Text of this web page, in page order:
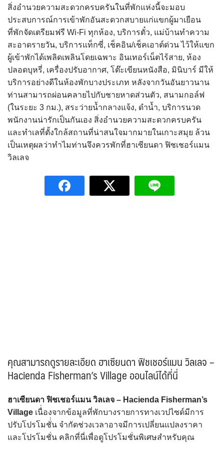
สิ่งอำนวยความสะดวกครบครันในที่พักแห่งนี้จะมอบ
ประสบการณ์การเข้าพักอันสะดวกสบายแก่แขกผู้มาเยือน
ที่พักจัดเตรียมฟรี Wi-Fi ทุกห้อง, บริการตั๋ว, แม่บ้านทำความ
สะอาดรายวัน, บริการแท็กซี่, เช็คอิน/เช็คเอาต์ด่วน ไว้ให้แขก
ผู้เข้าพักได้เพลิดเพลินโดยเฉพาะ อินเทอร์เน็ตไร้สาย, ห้อง
ปลอดบุหรี่, เครื่องปรับอากาศ, โต๊ะเขียนหนังสือ, มินิบาร์ มีให้
บริการอย่างดีในห้องพักบางประเภท หลังจากวันอันยาวนาน
ท่านสามารถผ่อนคลายไปกับชายหาดส่วนตัว, สนามกอล์ฟ
(ในระยะ 3 กม.), สระว่ายน้ำกลางแจ้ง, ดำน้ำ, บริการนวด
พนักงานน่ารักเป็นกันเอง สิ่งอำนวยความสะดวกครบครัน
และทำเลที่ตั้งใกล้สถานที่น่าสนใจมากมายในเกาะสมุย ล้วน
เป็นเหตุผลว่าทำไมท่านจึงควรพักที่ฮาเซียนดา ฟิชเชอร์แมน
วิลเลจ
คุณสามารถดูรายละเอียด ฮาเซียนดา ฟิชเชอร์แมน วิลเลจ –
Hacienda Fisherman’s Village ออนไลน์ได้ที่นี่
ฮาเซียนดา ฟิชเชอร์แมน วิลเลจ – Hacienda Fisherman’s
Village เนื่่องจากข้อมูลที่พักบางรายการทางเวปไซด์มีการ
ปรับโปรโมชั่่น จำกัดช่วงเวลาอาจมีการเปลี่ยนแปลงราคา
และโปรโมชั่น คลิกที่นี่เพื่อดูโปรโมชั่นพิเศษสำหรับคุณ